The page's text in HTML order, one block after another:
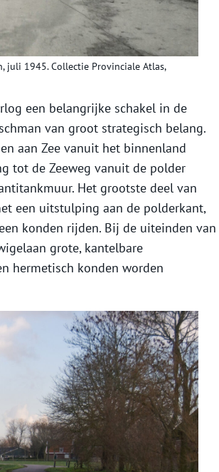
juli 1945. Collectie Provinciale Atlas,
een belangrijke schakel in de
van groot strategisch belang.
aan Zee vanuit het binnenland
tot de Zeeweg vanuit de polder
Het grootste deel van
een uitstulping aan de polderkant,
konden rijden. Bij de uiteinden van
grote, kantelbare
hermetisch konden worden